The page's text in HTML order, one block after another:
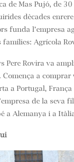
de Mas Pujó, de 30
dècades
funda l’empresa
famílies: Agrícola
Pere Rovira va
Comença a comprar
a Portugal, França
de la seva
a Alemanya i a